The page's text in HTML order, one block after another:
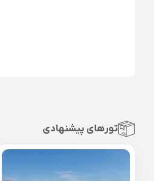
تورهای پیشنهادی